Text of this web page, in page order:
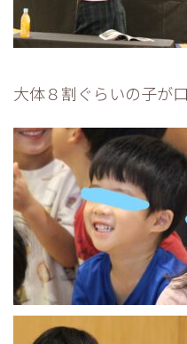
大体８割ぐらいの子が